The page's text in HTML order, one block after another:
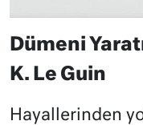
Dümeni
K. Le Guin
Hayallerinden